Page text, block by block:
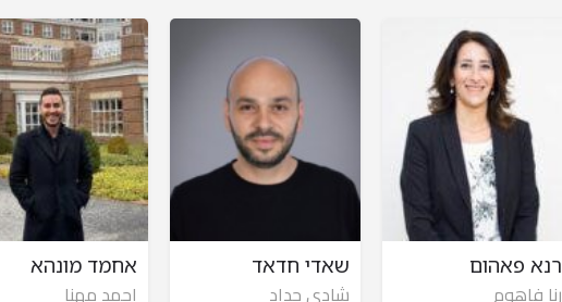
רנא פאהום
رنا فاهوم
שאדי חדאד
شادي حداد
אחמד מונהא
احمد مهنا